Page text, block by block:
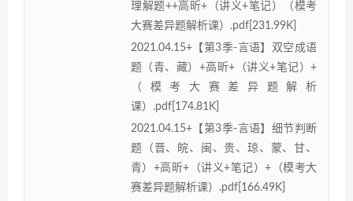
理解题++高昕+（讲义+笔记）（模考
大赛差异题解析课）.pdf[231.99K]
2021.04.15+【第3季-言语】双空成语
题（青、藏）+高昕+（讲义+笔记）+
（模考大赛差异题解析
课）.pdf[174.81K]
2021.04.15+【第3季-言语】细节判断
题（晋、皖、闽、贵、琼、蒙、甘、
青）+高昕+（讲义+笔记）+（模考大
赛差异题解析课）.pdf[166.49K]